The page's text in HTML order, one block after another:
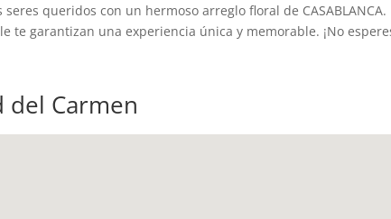
queridos con un hermoso arreglo floral de CASABLANCA.
te garantizan una experiencia única y memorable. ¡No
del Carmen